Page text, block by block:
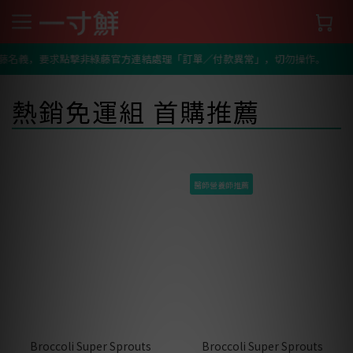
義，要求點擊非綠藤官方連結處理「訂單／付款異常」，切勿操作。
熱銷免運組 首購推薦
Broccoli Super Sprouts
醫師營養師推薦
Broccoli Super Sprouts